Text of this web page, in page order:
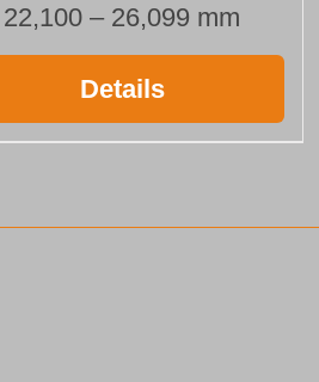
22,100 – 26,099 mm
Details